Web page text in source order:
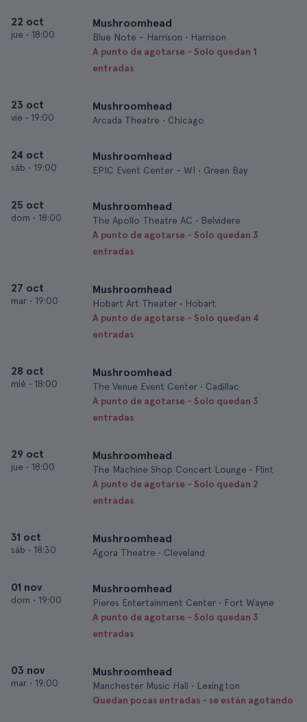
22 oct
jue • 18:00
Mushroomhead
Blue Note - Harrison • Harrison
A punto de agotarse - Solo quedan 1
entradas
23 oct
vie • 19:00
Mushroomhead
Arcada Theatre • Chicago
24 oct
sáb • 19:00
Mushroomhead
EPIC Event Center - WI • Green Bay
25 oct
dom • 18:00
Mushroomhead
The Apollo Theatre AC • Belvidere
A punto de agotarse - Solo quedan 3
entradas
27 oct
mar • 19:00
Mushroomhead
Hobart Art Theater • Hobart
A punto de agotarse - Solo quedan 4
entradas
28 oct
mié • 18:00
Mushroomhead
The Venue Event Center • Cadillac
A punto de agotarse - Solo quedan 3
entradas
29 oct
jue • 18:00
Mushroomhead
The Machine Shop Concert Lounge • Flint
A punto de agotarse - Solo quedan 2
entradas
31 oct
sáb • 18:30
Mushroomhead
Agora Theatre • Cleveland
01 nov
dom • 19:00
Mushroomhead
Pieres Entertainment Center • Fort Wayne
A punto de agotarse - Solo quedan 3
entradas
03 nov
mar • 19:00
Mushroomhead
Manchester Music Hall • Lexington
Quedan pocas entradas - se están agotando